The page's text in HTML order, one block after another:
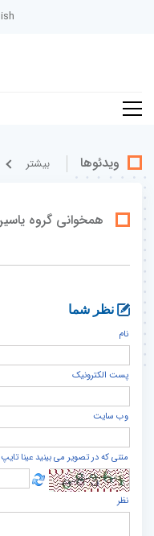
ویدئوها بيشتر
همخوانی گروه
نظر شما
نام
پست الكترونيک
وب سایت
متنی که در تصویر می بینید عینا تایپ
نظر